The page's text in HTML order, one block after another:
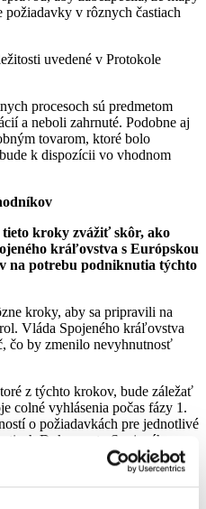
v rôznych častiach
uvedené v Protokole
procesoch sú predmetom
a neboli zahrnuté. Podobne aj
tovarom, ktoré bolo
k dispozícii vo vhodnom
kroky zvážiť skôr, ako
kráľovstva s Európskou
na potrebu podniknutia týchto
kroky, aby sa pripravili na
Vláda Spojeného kráľovstva
čo by zmenilo nevyhnutnosť
z týchto krokov, bude záležať
colné vyhlásenia počas fázy 1.
o požiadavkách pre jednotlivé
Dokumentu Spojeného
kráľovstva